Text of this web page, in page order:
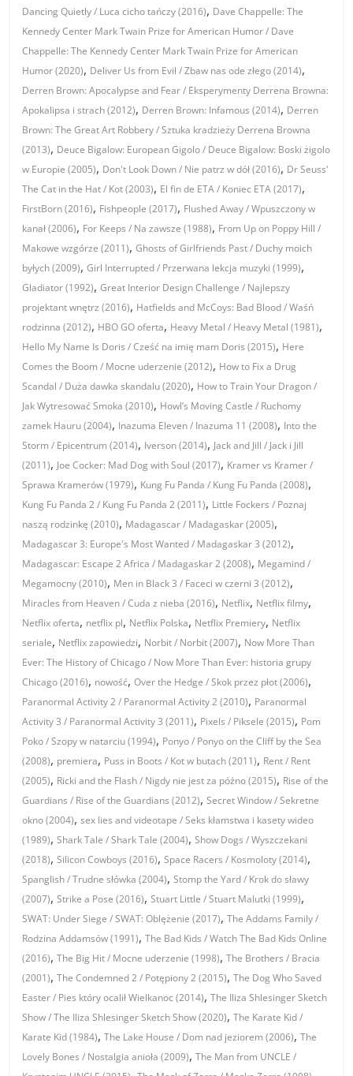
Dancing Quietly / Luca cicho tańczy (2016), Dave Chappelle: The
Kennedy Center Mark Twain Prize for American Humor / Dave
Chappelle: The Kennedy Center Mark Twain Prize for American
Humor (2020), Deliver Us from Evil / Zbaw nas ode złego (2014),
Derren Brown: Apocalypse and Fear / Eksperymenty Derrena Browna:
Apokalipsa i strach (2012), Derren Brown: Infamous (2014), Derren
Brown: The Great Art Robbery / Sztuka kradzieży Derrena Browna
(2013), Deuce Bigalow: European Gigolo / Deuce Bigalow: Boski żigolo
w Europie (2005), Don't Look Down / Nie patrz w dół (2016), Dr Seuss'
The Cat in the Hat / Kot (2003), El fin de ETA / Koniec ETA (2017),
FirstBorn (2016), Fishpeople (2017), Flushed Away / Wpuszczony w
kanał (2006), For Keeps / Na zawsze (1988), From Up on Poppy Hill /
Makowe wzgórze (2011),Ghosts of Girlfriends Past / Duchy moich
byłych (2009),Girl Interrupted / Przerwana lekcja muzyki (1999),
Gladiator (1992),Great Interior Design Challenge / Najlepszy
projektant wnętrz (2016), Hatfields and McCoys: Bad Blood / Waśń
rodzinna (2012), HBO GO oferta, Heavy Metal / Heavy Metal (1981),
Hello My Name Is Doris / Cześć na imię mam Doris (2015), Here
Comes the Boom / Mocne uderzenie (2012), How to Fix a Drug
Scandal / Duża dawka skandalu (2020), How to Train Your Dragon /
Jak Wytresować Smoka (2010), Howl’s Moving Castle / Ruchomy
zamek Hauru (2004), Inazuma Eleven / Inazuma 11 (2008), Into the
Storm / Epicentrum (2014), Iverson (2014), Jack and Jill / Jack i Jill
(2011), Joe Cocker: Mad Dog with Soul (2017), Kramer vs Kramer /
Sprawa Kramerów (1979), Kung Fu Panda / Kung Fu Panda (2008),
Kung Fu Panda 2 / Kung Fu Panda 2 (2011), Little Fockers / Poznaj
naszą rodzinkę (2010), Madagascar / Madagaskar (2005),
Madagascar 3: Europe's Most Wanted / Madagaskar 3 (2012),
Madagascar: Escape 2 Africa / Madagaskar 2 (2008), Megamind /
Megamocny (2010), Men in Black 3 / Faceci w czerni 3 (2012),
Miracles from Heaven / Cuda z nieba (2016), Netflix, Netflix filmy,
Netflix oferta, netflix pl, Netflix Polska, Netflix Premiery, Netflix
seriale, Netflix zapowiedzi, Norbit / Norbit (2007), Now More Than
Ever: The History of Chicago / Now More Than Ever: historia grupy
Chicago (2016), nowość,Over the Hedge / Skok przez płot (2006),
Paranormal Activity 2 / Paranormal Activity 2 (2010), Paranormal
Activity 3 / Paranormal Activity 3 (2011), Pixels / Piksele (2015), Pom
Poko / Szopy w natarciu (1994), Ponyo / Ponyo on the Cliff by the Sea
(2008), premiera, Puss in Boots / Kot w butach (2011), Rent / Rent
(2005), Ricki and the Flash / Nigdy nie jest za późno (2015), Rise of the
Guardians / Rise of the Guardians (2012),Secret Window / Sekretne
okno (2004),sex lies and videotape / Seks kłamstwa i kasety wideo
(1989),Shark Tale / Shark Tale (2004),Show Dogs / Wyszczekani
(2018),Silicon Cowboys (2016),Space Racers / Kosmoloty (2014),
Spanglish / Trudne słówka (2004),Stomp the Yard / Krok do sławy
(2007),Strike a Pose (2016),Stuart Little / Stuart Malutki (1999),
SWAT: Under Siege / SWAT: Oblężenie (2017),The Addams Family /
Rodzina Addamsów (1991),The Bad Kids / Watch The Bad Kids Online
(2016),The Big Hit / Mocne uderzenie (1998),The Brothers / Bracia
(2001),The Condemned 2 / Potępiony 2 (2015),The Dog Who Saved
Easter / Pies który ocalił Wielkanoc (2014),The Iliza Shlesinger Sketch
Show / The Iliza Shlesinger Sketch Show (2020),The Karate Kid /
Karate Kid (1984),The Lake House / Dom nad jeziorem (2006),The
Lovely Bones / Nostalgia anioła (2009),The Man from UNCLE /